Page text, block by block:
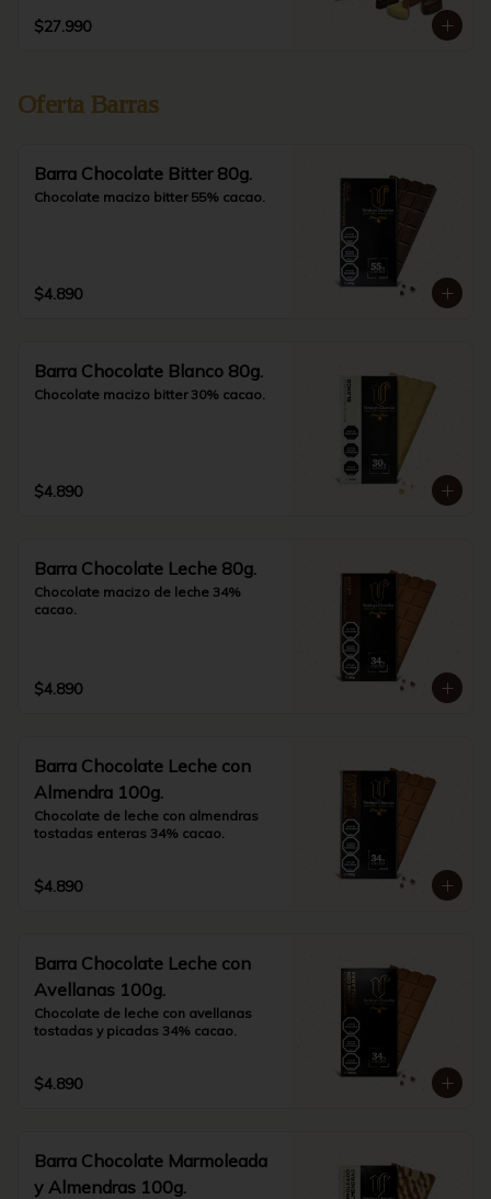
$27.990
Oferta Barras
Barra Chocolate Bitter 80g.
Chocolate macizo bitter 55% cacao.
$4.890
Barra Chocolate Blanco 80g.
Chocolate macizo bitter 30% cacao.
$4.890
Barra Chocolate Leche 80g.
Chocolate macizo de leche 34%
cacao.
$4.890
Barra Chocolate Leche con
Almendra 100g.
Chocolate de leche con almendras
tostadas enteras 34% cacao.
$4.890
Barra Chocolate Leche con
Avellanas 100g.
Chocolate de leche con avellanas
tostadas y picadas 34% cacao.
$4.890
Barra Chocolate Marmoleada
y Almendras 100g.